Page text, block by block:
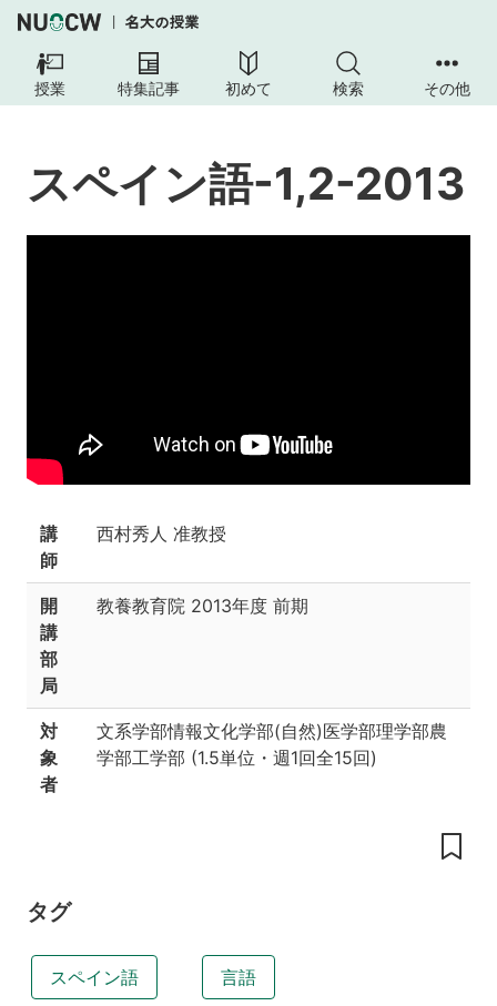
授業 特集記事 初めて 検索 その他
イ
2013
講
スペイン語-1,2-2013
講
師
西村秀人 准教授
開
講
部
局
教養教育院 2013年度 前期
対
象
者
文系学部情報文化学部(自然)医学部理学部農
学部工学部 (1.5単位 ・ 週1回全15回)
タグ
スペイン語 言語